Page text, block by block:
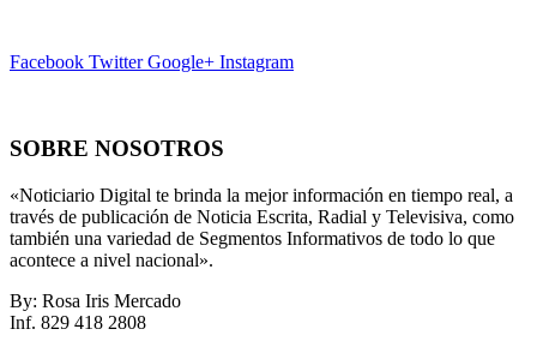
Facebook Twitter Google+ Instagram
SOBRE NOSOTROS
«Noticiario Digital te brinda la mejor información en tiempo real, a
través de publicación de Noticia Escrita, Radial y Televisiva, como
también una variedad de Segmentos Informativos de todo lo que
acontece a nivel nacional».
By: Rosa Iris Mercado
Inf. 829 418 2808